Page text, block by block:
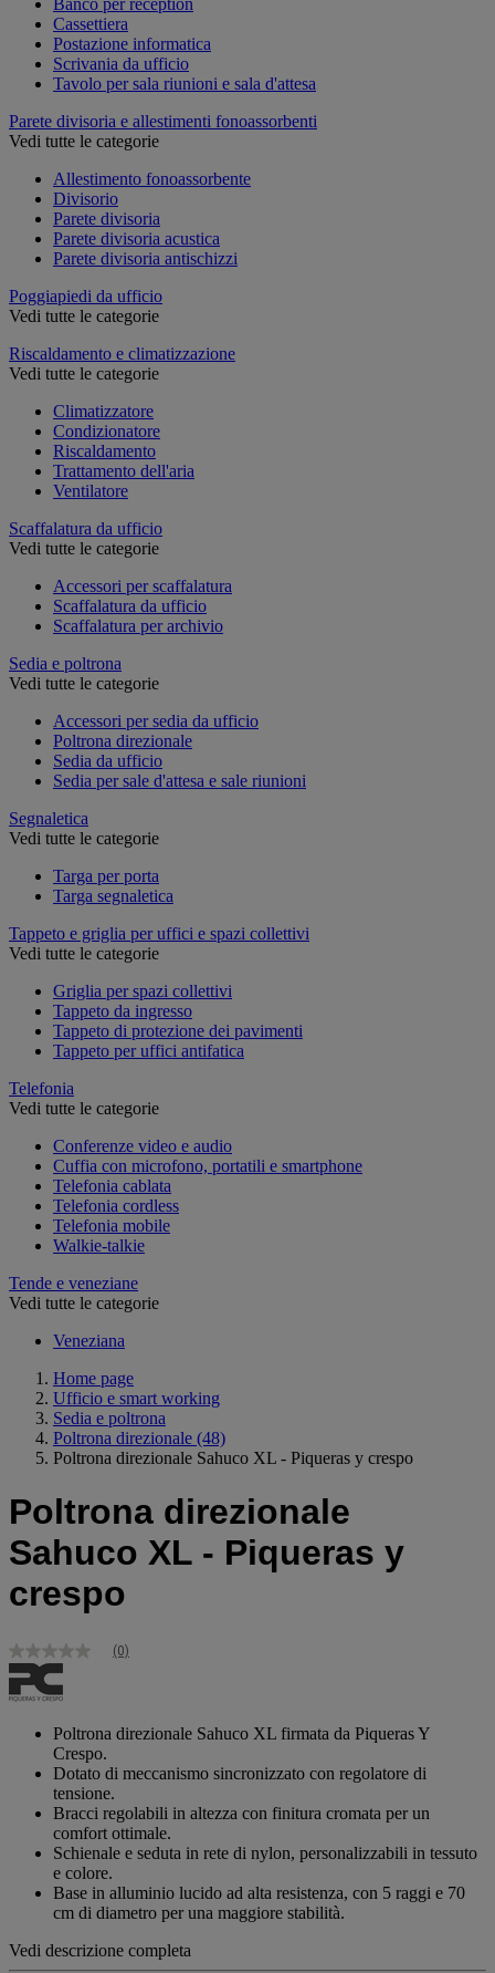
Cassettiera
Postazione informatica
Scrivania da ufficio
Tavolo per sala riunioni e sala d'attesa
Parete divisoria e allestimenti fonoassorbenti
Vedi tutte le categorie
Allestimento fonoassorbente
Divisorio
Parete divisoria
Parete divisoria acustica
Parete divisoria antischizzi
Poggiapiedi da ufficio
Vedi tutte le categorie
Riscaldamento e climatizzazione
Vedi tutte le categorie
Climatizzatore
Condizionatore
Riscaldamento
Trattamento dell'aria
Ventilatore
Scaffalatura da ufficio
Vedi tutte le categorie
Accessori per scaffalatura
Scaffalatura da ufficio
Scaffalatura per archivio
Sedia e poltrona
Vedi tutte le categorie
Accessori per sedia da ufficio
Poltrona direzionale
Sedia da ufficio
Sedia per sale d'attesa e sale riunioni
Segnaletica
Vedi tutte le categorie
Targa per porta
Targa segnaletica
Tappeto e griglia per uffici e spazi collettivi
Vedi tutte le categorie
Griglia per spazi collettivi
Tappeto da ingresso
Tappeto di protezione dei pavimenti
Tappeto per uffici antifatica
Telefonia
Vedi tutte le categorie
Conferenze video e audio
Cuffia con microfono, portatili e smartphone
Telefonia cablata
Telefonia cordless
Telefonia mobile
Walkie-talkie
Tende e veneziane
Vedi tutte le categorie
Veneziana
Home page
Ufficio e smart working
Sedia e poltrona
Poltrona direzionale (48)
Poltrona direzionale Sahuco XL - Piqueras y crespo
Poltrona direzionale
Sahuco XL - Piqueras y
crespo
Nessuna
valutazione
Stesso
pagina.
(0)
Poltrona direzionale Sahuco XL firmata da Piqueras Y
Crespo.
Dotato di meccanismo sincronizzato con regolatore di
tensione.
Bracci regolabili in altezza con finitura cromata per un
comfort ottimale.
Schienale e seduta in rete di nylon, personalizzabili in tessuto
e colore.
Base in alluminio lucido ad alta resistenza, con 5 raggi e 70
cm di diametro per una maggiore stabilità.
Vedi descrizione completa